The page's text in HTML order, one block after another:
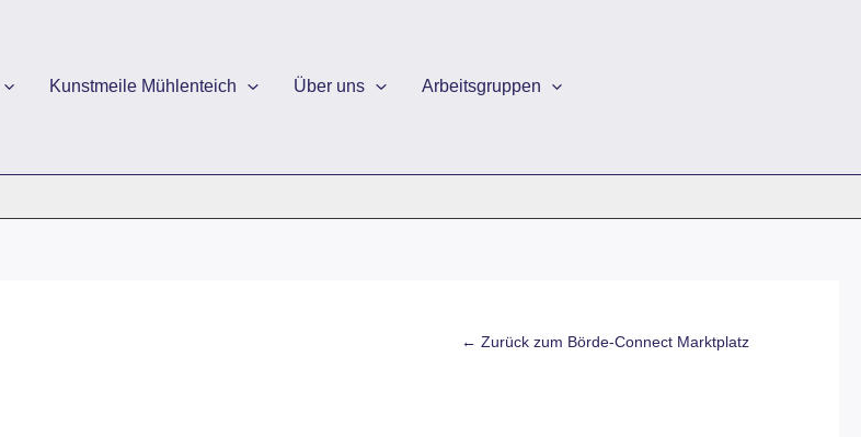
Kunstmeile Mühlenteich Über uns Arbeitsgruppen
← Zurück zum Börde-Connect Marktplatz